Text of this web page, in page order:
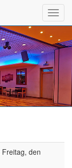
Freitag, den